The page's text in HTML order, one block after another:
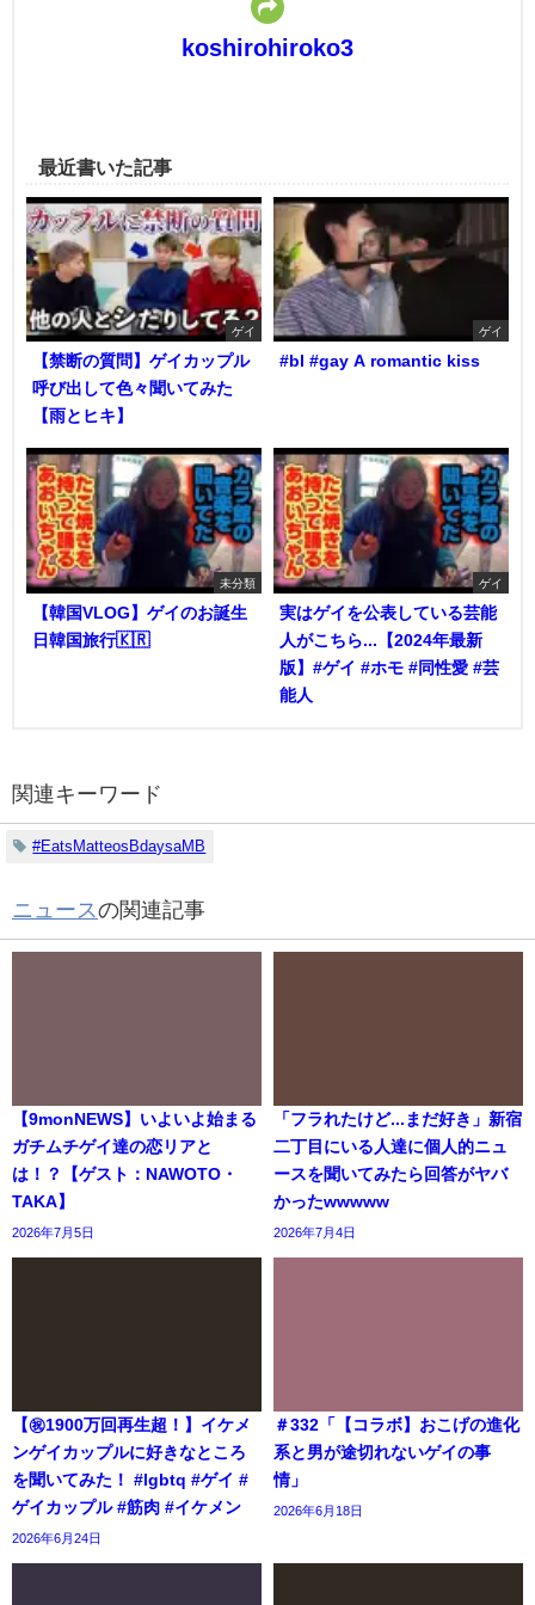
koshirohiroko3
最近書いた記事
ゲイ
【禁断の質問】ゲイカップル
呼び出して色々聞いてみた
【雨とヒキ】
ゲイ
#bl #gay A romantic kiss
未分類
【韓国VLOG】ゲイのお誕生
日韓国旅行🇰🇷
ゲイ
実はゲイを公表している芸能
人がこちら...【2024年最新
版】#ゲイ #ホモ #同性愛 #芸
能人
関連キーワード
#EatsMatteosBdaysaMB
ニュースの関連記事
【9monNEWS】いよいよ始まる
ガチムチゲイ達の恋リアと
は！？【ゲスト：NAWOTO・
TAKA】
2026年7月5日
「フラれたけど...まだ好き」新宿
二丁目にいる人達に個人的ニュ
ースを聞いてみたら回答がヤバ
かったwwwww
2026年7月4日
【㊗️1900万回再生超！】イケメ
ンゲイカップルに好きなところ
を聞いてみた！ #lgbtq #ゲイ #
ゲイカップル #筋肉 #イケメン
2026年6月24日
＃332「【コラボ】おこげの進化
系と男が途切れないゲイの事
情」
2026年6月18日